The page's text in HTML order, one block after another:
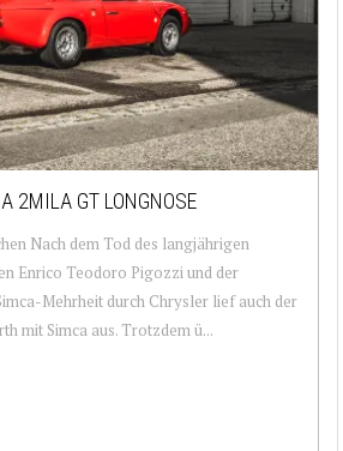
2MILA GT LONGNOSE
Nach dem Tod des langjährigen
Enrico Teodoro Pigozzi und der
Mehrheit durch Chrysler lief auch der
mit Simca aus. Trotzdem ü...